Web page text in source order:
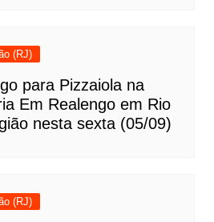
(RJ)
para Pizzaiola na
Em Realengo em Rio
nesta sexta (05/09)
(RJ)